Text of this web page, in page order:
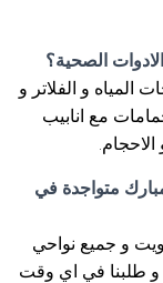
الصحية؟
المياه و الفلاتر و
مع انابيب
متواجدة في
و جميع نواحي
و طلبنا في اي وقت